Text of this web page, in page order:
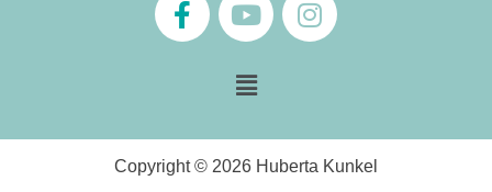
Copyright © 2026 Huberta Kunkel